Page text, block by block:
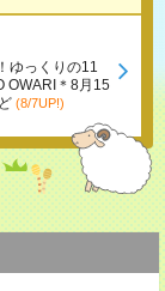
ゆっくりの11
OWARI＊8月15
(8/7UP!)